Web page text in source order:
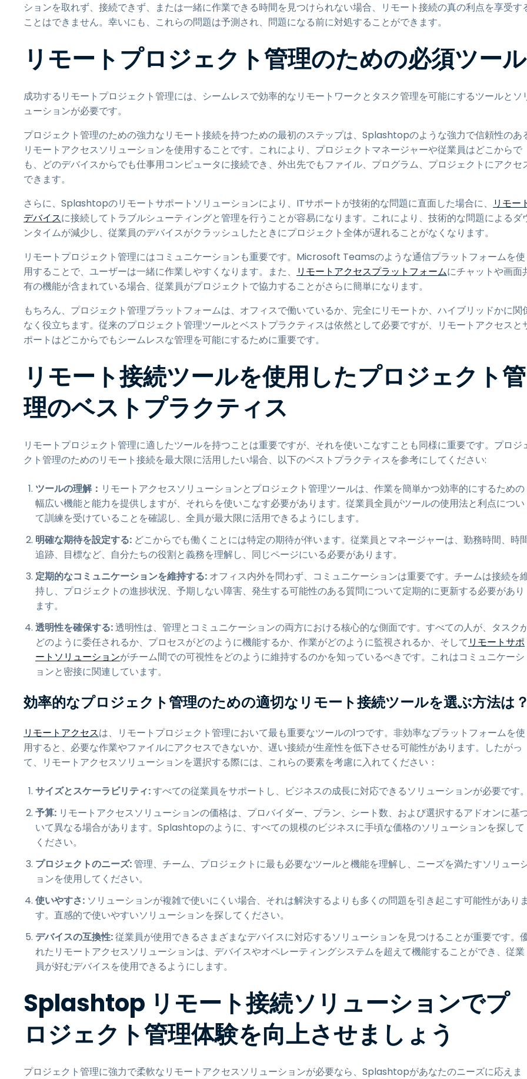
ションを取れず、接続できず、または一緒に作業できる時間を見つけられない場合、リモート接続の真の利点を享受す
ことはできません。幸いにも、これらの問題は予測され、問題になる前に対処することができます。
リモートプロジェクト管理のための必須ツール
成功するリモートプロジェクト管理には、シームレスで効率的なリモートワークとタスク管理を可能にするツールとソ
ューションが必要です。
プロジェクト管理のための強力なリモート接続を持つための最初のステップは、Splashtopのような強力で信頼性のあ
リモートアクセスソリューションを使用することです。これにより、プロジェクトマネージャーや従業員はどこからで
も、どのデバイスからでも仕事用コンピュータに接続でき、外出先でもファイル、プログラム、プロジェクトにアクセ
できます。
さらに、Splashtopのリモートサポートソリューションにより、ITサポートが技術的な問題に直面した場合に、
リモー
デバイスに接続してトラブルシューティングと管理を行うことが容易になります。これにより、技術的な問題によるダ
ンタイムが減少し、従業員のデバイスがクラッシュしたときにプロジェクト全体が遅れることがなくなります。
リモートプロジェクト管理にはコミュニケーションも重要です。Microsoft Teamsのような通信プラットフォームを使
用することで、ユーザーは一緒に作業しやすくなります。また、
リモートアクセスプラットフォームにチャットや画面
有の機能が含まれている場合、従業員がプロジェクトで協力することがさらに簡単になります。
もちろん、プロジェクト管理プラットフォームは、オフィスで働いているか、完全にリモートか、ハイブリッドかに関
なく役立ちます。従来のプロジェクト管理ツールとベストプラクティスは依然として必要ですが、リモートアクセスと
ポートはどこからでもシームレスな管理を可能にするために重要です。
リモート接続ツールを使用したプロジェクト管
理のベストプラクティス
リモートプロジェクト管理に適したツールを持つことは重要ですが、それを使いこなすことも同様に重要です。プロジ
クト管理のためのリモート接続を最大限に活用したい場合、以下のベストプラクティスを参考にしてください:
ツールの理解： リモートアクセスソリューションとプロジェクト管理ツールは、作業を簡単かつ効率的にするための
幅広い機能と能力を提供しますが、それらを使いこなす必要があります。従業員全員がツールの使用法と利点につい
て訓練を受けていることを確認し、全員が最大限に活用できるようにします。
明確な期待を設定する: どこからでも働くことには特定の期待が伴います。従業員とマネージャーは、勤務時間、時
追跡、目標など、自分たちの役割と義務を理解し、同じページにいる必要があります。
定期的なコミュニケーションを維持する: オフィス内外を問わず、コミュニケーションは重要です。チームは接続を
持し、プロジェクトの進捗状況、予期しない障害、発生する可能性のある質問について定期的に更新する必要があり
ます。
透明性を確保する:透明性は、管理とコミュニケーションの両方における核心的な側面です。すべての人が、タスク
どのように委任されるか、プロセスがどのように機能するか、作業がどのように監視されるか、そして リモートサポ
ートソリューションがチーム間での可視性をどのように維持するのかを知っているべきです。これはコミュニケーシ
ョンと密接に関連しています。
効率的なプロジェクト管理のための適切なリモート接続ツールを選ぶ方法は？
リモートアクセスは、リモートプロジェクト管理において最も重要なツールの1つです。非効率なプラットフォームを使
用すると、必要な作業やファイルにアクセスできないか、遅い接続が生産性を低下させる可能性があります。したがっ
て、リモートアクセスソリューションを選択する際には、これらの要素を考慮に入れてください：
サイズとスケーラビリティ:すべての従業員をサポートし、ビジネスの成長に対応できるソリューションが必要です。
予算: リモートアクセスソリューションの価格は、プロバイダー、プラン、シート数、および選択するアドオンに基
いて異なる場合があります。Splashtopのように、すべての規模のビジネスに手頃な価格のソリューションを探して
ください。
プロジェクトのニーズ:管理、チーム、プロジェクトに最も必要なツールと機能を理解し、ニーズを満たすソリュー
ョンを使用してください。
使いやすさ: ソリューションが複雑で使いにくい場合、それは解決するよりも多くの問題を引き起こす可能性がありま
す。直感的で使いやすいソリューションを探してください。
デバイスの互換性:従業員が使用できるさまざまなデバイスに対応するソリューションを見つけることが重要です。
れたリモートアクセスソリューションは、デバイスやオペレーティングシステムを超えて機能することができ、従業
員が好むデバイスを使用できるようにします。
Splashtop リモート接続ソリューションでプ
ロジェクト管理体験を向上させましょう
プロジェクト管理に強力で柔軟なリモートアクセスソリューションが必要なら、Splashtopがあなたのニーズに応えま